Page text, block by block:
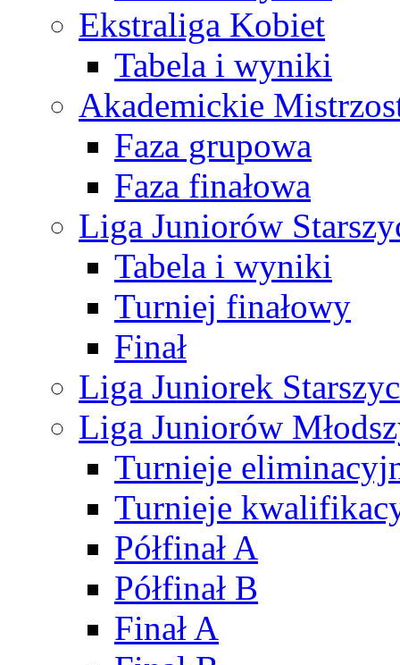
Ekstraliga Kobiet
Tabela i wyniki
Akademickie
Faza grupowa
Faza finałowa
Liga Juniorów
Tabela i wyniki
Turniej finałowy
Finał
Liga Juniorek
Liga Juniorów
Turnieje
Turnieje
Półfinał A
Półfinał B
Finał A